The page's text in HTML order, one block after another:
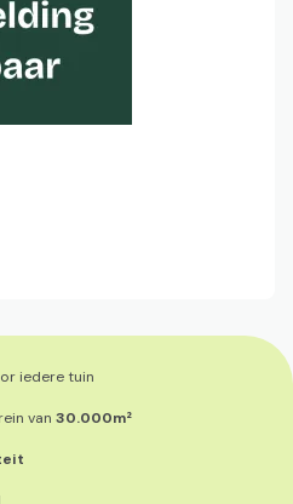
iedere tuin
van 30.000m²